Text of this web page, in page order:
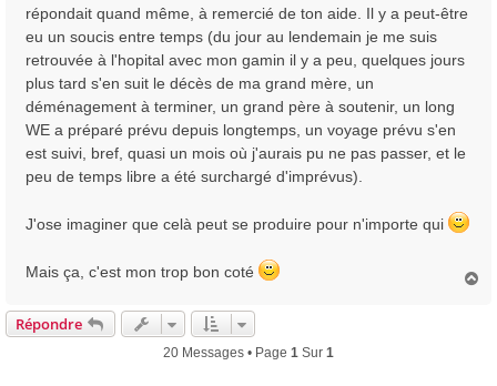
répondait quand même, à remercié de ton aide. Il y a peut-être
eu un soucis entre temps (du jour au lendemain je me suis
retrouvée à l'hopital avec mon gamin il y a peu, quelques jours
plus tard s'en suit le décès de ma grand mère, un
déménagement à terminer, un grand père à soutenir, un long
WE a préparé prévu depuis longtemps, un voyage prévu s'en
est suivi, bref, quasi un mois où j'aurais pu ne pas passer, et le
peu de temps libre a été surchargé d'imprévus).
J'ose imaginer que celà peut se produire pour n'importe qui
Mais ça, c'est mon trop bon coté
Répondre
20 Messages • Page 1 Sur 1